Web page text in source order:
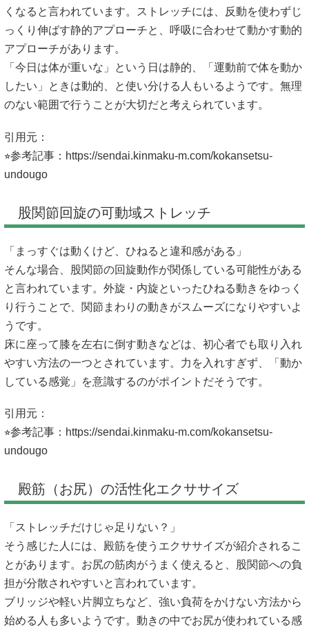
くなると言われています。ストレッチには、反動を使わずじ
っくり伸ばす静的アプローチと、呼吸に合わせて動かす動的
アプローチがあります。
「今日は体が重いな」という日は静的、「運動前で体を動か
したい」ときは動的、と使い分ける人もいるようです。無理
のない範囲で行うことが大切だと考えられています。
引用元：
⭐︎参考記事： https://sendai.kinmaku-m.com/kokansetsu-
undougo
股関節回旋の可動域ストレッチ
「まっすぐは動くけど、ひねると違和感がある」
そんな場合、股関節の回旋動作が関係している可能性がある
と言われています。外旋・内旋といったひねる動きをゆっく
り行うことで、関節まわりの動きがスムーズになりやすいよ
うです。
床に座って膝を左右に倒す動きなどは、初心者でも取り入れ
やすい方法の一つとされています。力を入れすぎず、「動か
している感覚」を意識するのがポイントだそうです。
引用元：
⭐︎参考記事： https://sendai.kinmaku-m.com/kokansetsu-
undougo
殿筋（お尻）の活性化エクササイズ
「ストレッチだけじゃ足りない？」
そう感じた人には、殿筋を使うエクササイズが紹介されるこ
とがあります。お尻の筋肉がうまく使えると、股関節への負
担が分散されやすいと言われています。
ブリッジや軽い片脚立ちなど、強い負荷をかけない方法から
始める人も多いようです。動きの中でお尻が使われている感